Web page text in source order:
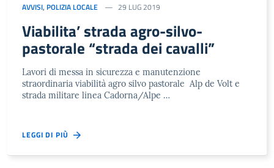
AVVISI, POLIZIA LOCALE 29 LUG 2019
Viabilita’ strada agro-silvo-
pastorale “strada dei cavalli”
Lavori di messa in sicurezza e manutenzione
straordinaria viabilità agro silvo pastorale Alp de Volt e
strada militare linea Cadorna/Alpe …
LEGGI DI PIÙ